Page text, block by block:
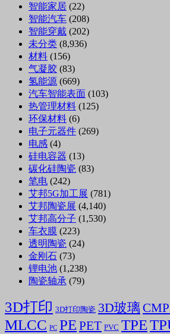
智能家居 (22)
智能汽车 (208)
智能穿戴 (202)
未分类 (8,936)
材料 (156)
气凝胶 (83)
氢能源 (669)
汽车智能表面 (103)
热管理材料 (125)
环保材料 (6)
电子元器件 (269)
电感 (4)
硅电容器 (13)
碳化硅陶瓷 (83)
笔电 (242)
艾邦5G加工展 (781)
艾邦陶瓷展 (4,140)
艾邦高分子 (1,530)
车衣膜 (223)
透明陶瓷 (24)
金刚石 (73)
锂电池 (1,238)
陶瓷轴承 (79)
3D打印 3D打印陶瓷 3D玻璃
MLCC PC PE PET PVC TPE